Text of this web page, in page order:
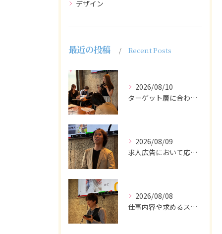
デザイン
最近の投稿 Recent Posts
2026/08/10
ターゲット層に合わせた言葉遣いや表現も重要です。
2026/08/09
求人広告において応募者の質を大きく左右するのは、求人内容の充...
2026/08/08
仕事内容や求めるスキルを明確にし、ターゲット層に響くメッセー...